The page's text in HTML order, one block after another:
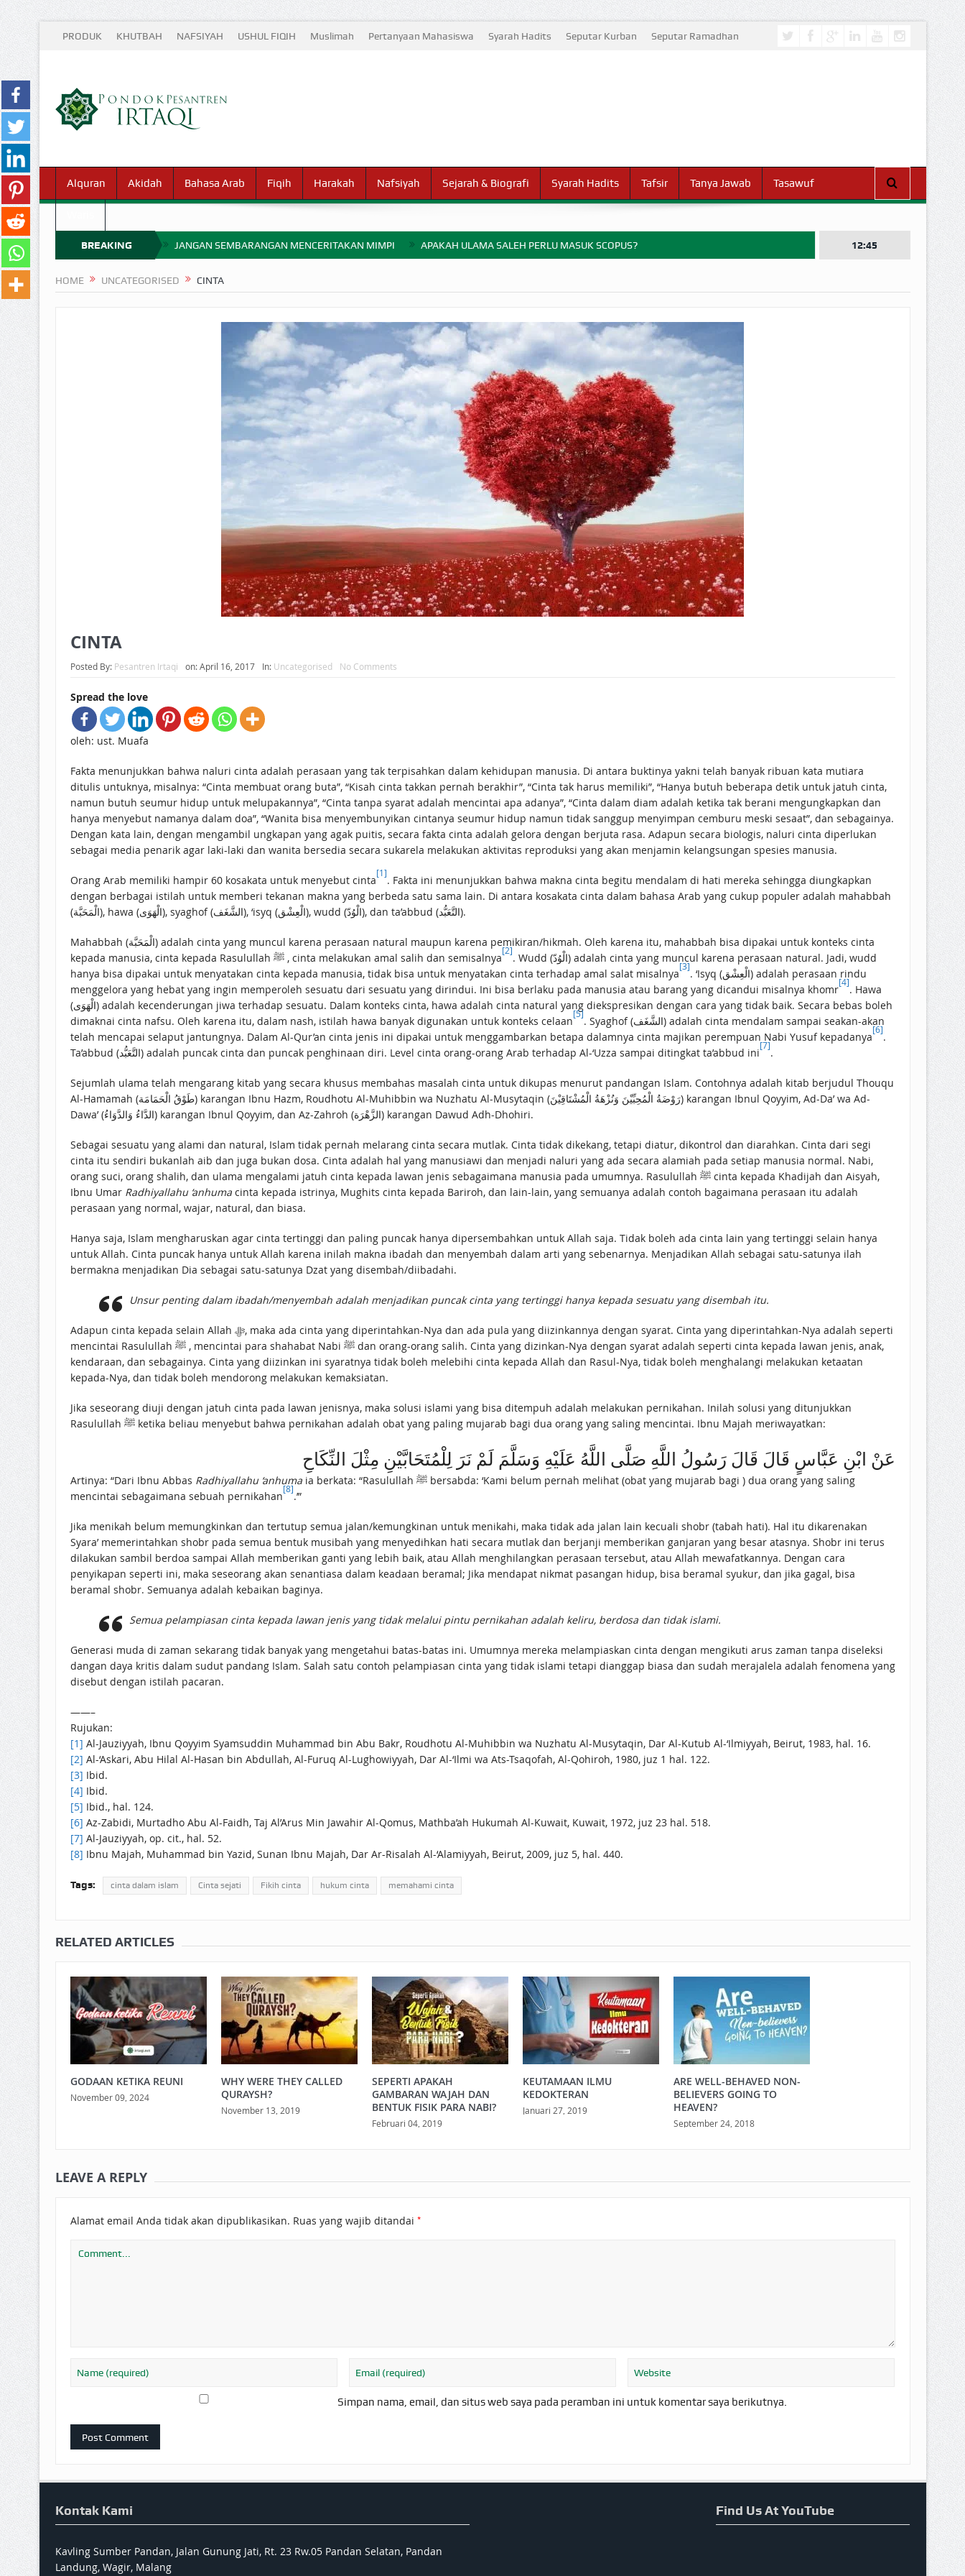
PRODUK KHUTBAH NAFSIYAH USHUL FIQIH Muslimah Pertanyaan Mahasiswa Syarah Hadits Seputar Kurban Seputar Ramadhan
Alquran Akidah Bahasa Arab Fiqih Harakah Nafsiyah Sejarah & Biografi Syarah Hadits Tafsir Tanya Jawab Tasawuf
BREAKING
NEWS
JANGAN SEMBARANGAN MENCERITAKAN MIMPI APAKAH ULAMA SALEH PERLU MASUK SCOPUS?
BAGAIMANA CARA MEMBAYAR ZAKAT UANG? UANG HARAM BISA MENJADI HALAL JIKA SEBAB KEPEMILIKANNYA BERUBAH
ISTIDLAL BATIL VS ISTIDLAL SYAR’I BAHASA CINTA KARENA ALLAH HUKUM MEMBAYAR ZAKAT DENGAN CARA MENGANGSUR
HUKUM MEMBAYAR ZAKAT KEPADA KERABAT SENDIRI
12:45
HOME UNCATEGORISED CINTA
CINTA
Posted By: Pesantren Irtaqi on:April 16, 2017 In: Uncategorised No Comments
Spread the love
oleh: ust. Muafa
Fakta menunjukkan bahwa naluri cinta adalah perasaan yang tak terpisahkan dalam kehidupan manusia. Di antara buktinya yakni telah banyak ribuan kata mutiara
ditulis untuknya, misalnya: “Cinta membuat orang buta”, “Kisah cinta takkan pernah berakhir”, “Cinta tak harus memiliki”, “Hanya butuh beberapa detik untuk jatuh cinta,
namun butuh seumur hidup untuk melupakannya”, “Cinta tanpa syarat adalah mencintai apa adanya”, “Cinta dalam diam adalah ketika tak berani mengungkapkan dan
hanya menyebut namanya dalam doa”, “Wanita bisa menyembunyikan cintanya seumur hidup namun tidak sanggup menyimpan cemburu meski sesaat”, dan sebagainya.
Dengan kata lain, dengan mengambil ungkapan yang agak puitis, secara fakta cinta adalah gelora dengan berjuta rasa. Adapun secara biologis, naluri cinta diperlukan
sebagai media penarik agar laki-laki dan wanita bersedia secara sukarela melakukan aktivitas reproduksi yang akan menjamin kelangsungan spesies manusia.
Orang Arab memiliki hampir 60 kosakata untuk menyebut cinta
[1]
. Fakta ini menunjukkan bahwa makna cinta begitu mendalam di hati mereka sehingga diungkapkan
dengan berbagai istilah untuk memberi tekanan makna yang berbeda satu sama lain. Di antara kosakata cinta dalam bahasa Arab yang cukup populer adalah mahabbah
(الْمَحَبَّة), hawa (الْهَوَى), syaghof (الشَّغَف), ‘isyq (الْعِشْق), wudd (الْوُدّ), dan ta’abbud (التَّعَبُّد).
Mahabbah (الْمَحَبَّة) adalah cinta yang muncul karena perasaan natural maupun karena pemikiran/hikmah. Oleh karena itu, mahabbah bisa dipakai untuk konteks cinta
kepada manusia, cinta kepada Rasulullah ﷺ , cinta melakukan amal salih dan semisalnya
[2]
. Wudd (الْوُدّ) adalah cinta yang muncul karena perasaan natural. Jadi, wudd
hanya bisa dipakai untuk menyatakan cinta kepada manusia, tidak bisa untuk menyatakan cinta terhadap amal salat misalnya
[3]
. ‘Isyq (الْعِشْق) adalah perasaan rindu
menggelora yang hebat yang ingin memperoleh sesuatu dari sesuatu yang dirindui. Ini bisa berlaku pada manusia atau barang yang dicandui misalnya khomr
[4]
. Hawa
(الْهَوَى) adalah kecenderungan jiwa terhadap sesuatu. Dalam konteks cinta, hawa adalah cinta natural yang diekspresikan dengan cara yang tidak baik. Secara bebas boleh
dimaknai cinta nafsu. Oleh karena itu, dalam nash, istilah hawa banyak digunakan untuk konteks celaan
[5]
. Syaghof (الشَّغَف) adalah cinta mendalam sampai seakan-akan
telah mencapai selaput jantungnya. Dalam Al-Qur’an cinta jenis ini dipakai untuk menggambarkan betapa dalamnya cinta majikan perempuan Nabi Yusuf kepadanya
[6]
.
Ta’abbud (التَّعَبُّد) adalah puncak cinta dan puncak penghinaan diri. Level cinta orang-orang Arab terhadap Al-‘Uzza sampai ditingkat ta’abbud ini
[7]
.
Sejumlah ulama telah mengarang kitab yang secara khusus membahas masalah cinta untuk dikupas menurut pandangan Islam. Contohnya adalah kitab berjudul Thouqu
Al-Hamamah (طَوْقُ الْحَمَامَة) karangan Ibnu Hazm, Roudhotu Al-Muhibbin wa Nuzhatu Al-Musytaqin (رَوْضَةُ الْمُحِبِّيْنَ وَنُزْهَةُ الْمُشْتَاقِيْنَ) karangan Ibnul Qoyyim, Ad-Da’ wa Ad-
Dawa’ (الدَّاءُ وَالدَّوَاءُ) karangan Ibnul Qoyyim, dan Az-Zahroh (الزَّهْرَة) karangan Dawud Adh-Dhohiri.
Sebagai sesuatu yang alami dan natural, Islam tidak pernah melarang cinta secara mutlak. Cinta tidak dikekang, tetapi diatur, dikontrol dan diarahkan. Cinta dari segi
cinta itu sendiri bukanlah aib dan juga bukan dosa. Cinta adalah hal yang manusiawi dan menjadi naluri yang ada secara alamiah pada setiap manusia normal. Nabi,
orang suci, orang shalih, dan ulama mengalami jatuh cinta kepada lawan jenis sebagaimana manusia pada umumnya. Rasulullah ﷺ cinta kepada Khadijah dan Aisyah,
Ibnu Umar Radhiyallahu ‘anhumacinta kepada istrinya, Mughits cinta kepada Bariroh, dan lain-lain, yang semuanya adalah contoh bagaimana perasaan itu adalah
perasaan yang normal, wajar, natural, dan biasa.
Hanya saja, Islam mengharuskan agar cinta tertinggi dan paling puncak hanya dipersembahkan untuk Allah saja. Tidak boleh ada cinta lain yang tertinggi selain hanya
untuk Allah. Cinta puncak hanya untuk Allah karena inilah makna ibadah dan menyembah dalam arti yang sebenarnya. Menjadikan Allah sebagai satu-satunya ilah
bermakna menjadikan Dia sebagai satu-satunya Dzat yang disembah/diibadahi.
Unsur penting dalam ibadah/menyembah adalah menjadikan puncak cinta yang tertinggi hanya kepada sesuatu yang disembah itu.
Adapun cinta kepada selain Allah ﷻ, maka ada cinta yang diperintahkan-Nya dan ada pula yang diizinkannya dengan syarat. Cinta yang diperintahkan-Nya adalah seperti
mencintai Rasulullah ﷺ , mencintai para shahabat Nabi ﷺ dan orang-orang salih. Cinta yang dizinkan-Nya dengan syarat adalah seperti cinta kepada lawan jenis, anak,
kendaraan, dan sebagainya. Cinta yang diizinkan ini syaratnya tidak boleh melebihi cinta kepada Allah dan Rasul-Nya, tidak boleh menghalangi melakukan ketaatan
kepada-Nya, dan tidak boleh mendorong melakukan kemaksiatan.
Jika seseorang diuji dengan jatuh cinta pada lawan jenisnya, maka solusi islami yang bisa ditempuh adalah melakukan pernikahan. Inilah solusi yang ditunjukkan
Rasulullah ﷺ ketika beliau menyebut bahwa pernikahan adalah obat yang paling mujarab bagi dua orang yang saling mencintai. Ibnu Majah meriwayatkan:
عَنْ ابْنِ عَبَّاسٍ قَالَ قَالَ رَسُولُ اللَّهِ صَلَّى اللَّهُ عَلَيْهِ وَسَلَّمَ لَمْ نَرَ لِلْمُتَحَابَّيْنِ مِثْلَ النِّكَاحِ
Artinya: “Dari Ibnu Abbas Radhiyallahu ‘anhumaia berkata: “Rasulullah ﷺ bersabda: ‘Kami belum pernah melihat (obat yang mujarab bagi ) dua orang yang saling
mencintai sebagaimana sebuah pernikahan
[8]
.’”
Jika menikah belum memungkinkan dan tertutup semua jalan/kemungkinan untuk menikahi, maka tidak ada jalan lain kecuali shobr (tabah hati). Hal itu dikarenakan
Syara’ memerintahkan shobr pada semua bentuk musibah yang menyedihkan hati secara mutlak dan berjanji memberikan ganjaran yang besar atasnya. Shobr ini terus
dilakukan sambil berdoa sampai Allah memberikan ganti yang lebih baik, atau Allah menghilangkan perasaan tersebut, atau Allah mewafatkannya. Dengan cara
penyikapan seperti ini, maka seseorang akan senantiasa dalam keadaan beramal; Jika mendapat nikmat pasangan hidup, bisa beramal syukur, dan jika gagal, bisa
beramal shobr. Semuanya adalah kebaikan baginya.
Semua pelampiasan cinta kepada lawan jenis yang tidak melalui pintu pernikahan adalah keliru, berdosa dan tidak islami.
Generasi muda di zaman sekarang tidak banyak yang mengetahui batas-batas ini. Umumnya mereka melampiaskan cinta dengan mengikuti arus zaman tanpa diseleksi
dangan daya kritis dalam sudut pandang Islam. Salah satu contoh pelampiasan cinta yang tidak islami tetapi dianggap biasa dan sudah merajalela adalah fenomena yang
disebut dengan istilah pacaran.
——–
Rujukan:
[1] Al-Jauziyyah, Ibnu Qoyyim Syamsuddin Muhammad bin Abu Bakr, Roudhotu Al-Muhibbin wa Nuzhatu Al-Musytaqin, Dar Al-Kutub Al-‘Ilmiyyah, Beirut, 1983, hal. 16.
[2] Al-‘Askari, Abu Hilal Al-Hasan bin Abdullah, Al-Furuq Al-Lughowiyyah, Dar Al-‘Ilmi wa Ats-Tsaqofah, Al-Qohiroh, 1980, juz 1 hal. 122.
[3] Ibid.
[4] Ibid.
[5] Ibid., hal. 124.
[6] Az-Zabidi, Murtadho Abu Al-Faidh, Taj Al’Arus Min Jawahir Al-Qomus, Mathba’ah Hukumah Al-Kuwait, Kuwait, 1972, juz 23 hal. 518.
[7] Al-Jauziyyah, op. cit., hal. 52.
[8] Ibnu Majah, Muhammad bin Yazid, Sunan Ibnu Majah, Dar Ar-Risalah Al-‘Alamiyyah, Beirut, 2009, juz 5, hal. 440.
Tags: cinta dalam islam Cinta sejati Fikih cinta hukum cinta memahami cinta
RELATED ARTICLES
GODAAN KETIKA REUNI
November 09, 2024
WHY WERE THEY CALLED
QURAYSH?
November 13, 2019
SEPERTI APAKAH
GAMBARAN WAJAH DAN
BENTUK FISIK PARA NABI?
Februari 04, 2019
KEUTAMAAN ILMU
KEDOKTERAN
Januari 27, 2019
ARE WELL-BEHAVED NON-
BELIEVERS GOING TO
HEAVEN?
September 24, 2018
LEAVE A REPLY
Alamat email Anda tidak akan dipublikasikan. Ruas yang wajib ditandai *
Simpan nama, email, dan situs web saya pada peramban ini untuk komentar saya berikutnya.
Kontak Kami
Kavling Sumber Pandan, Jalan Gunung Jati, Rt. 23 Rw.05 Pandan Selatan, Pandan
Landung, Wagir, Malang
Find Us At YouTube